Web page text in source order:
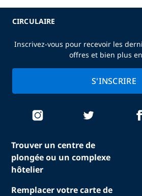
Trouver un centre de
plongée ou un complexe
hôtelier
Remplacer votre carte de
CIRCULAIRE
Inscrivez-vous pour recevoir les
offres et bien plus
S'INSCRIRE